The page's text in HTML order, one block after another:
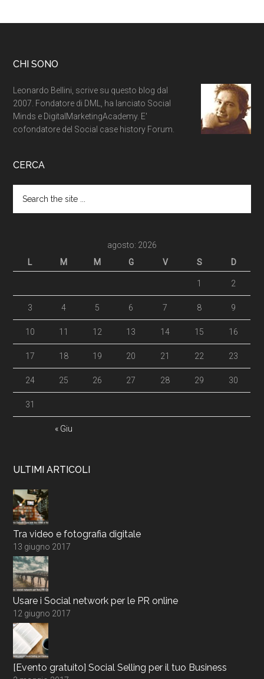
CHI SONO
Leonardo Bellini, scrive su questo blog dal
2007. Fondatore di DML, ha lanciato Social
Minds e DigitalMarketingAcademy. E'
cofondatore del Social case history Forum.
CERCA
agosto: 2026
L
M M G V S D
« Giu
1 2
3 4 5 6 7 8 9
10 11 12 13 14 15 16
17 18 19 20 21 22 23
24 25 26 27 28 29 30
31
ULTIMI ARTICOLI
Tra video e fotografia digitale
13 giugno 2017
Usare i Social network per le PR online
12 giugno 2017
[Evento gratuito] Social Selling per il tuo Business